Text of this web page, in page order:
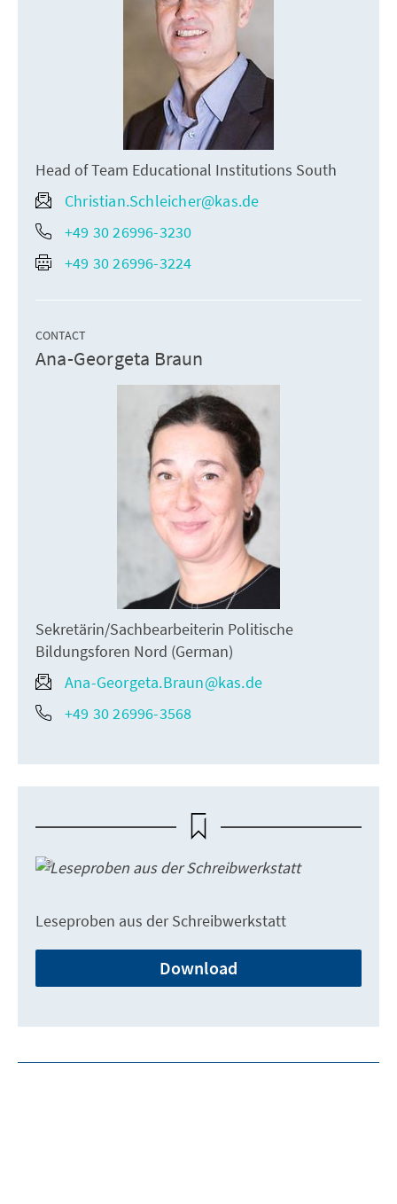
Head of Team Educational Institutions South
Christian.Schleicher@kas.de
+49 30 26996-3230
+49 30 26996-3224
CONTACT
Ana-Georgeta Braun
Sekretärin/Sachbearbeiterin Politische
Bildungsforen Nord (German)
Ana-Georgeta.Braun@kas.de
+49 30 26996-3568
Leseproben aus der Schreibwerkstatt
Download